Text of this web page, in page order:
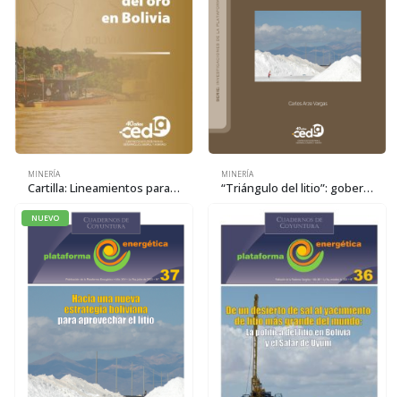
MINERÍA
Cartilla: Lineamientos para una política pública del oro en Bolivia
MINERÍA
“Triángulo del litio”: gobernanza, estrategias y modelos de negocios
NUEVO